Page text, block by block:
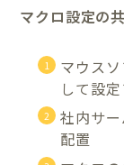
マクロ設定の
マウス
して設
社内サ
配置